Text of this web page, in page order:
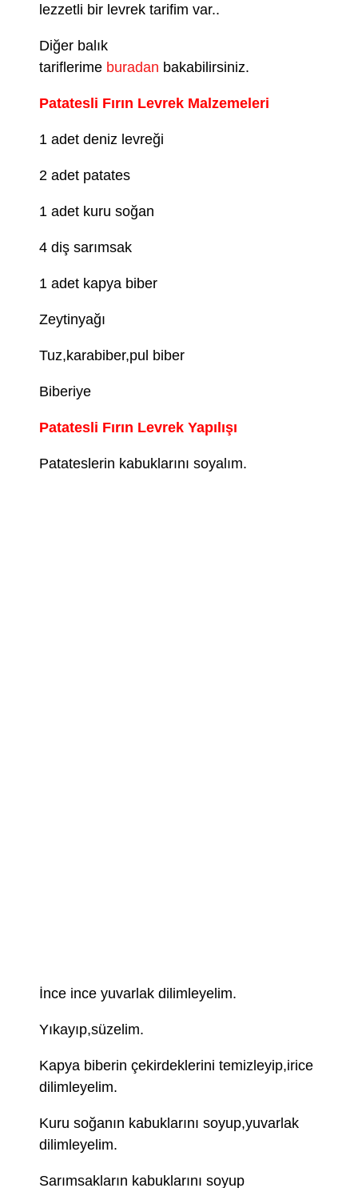
lezzetli bir levrek tarifim var..
Diğer balık
tariflerime buradan bakabilirsiniz.
Patatesli Fırın Levrek Malzemeleri
1 adet deniz levreği
2 adet patates
1 adet kuru soğan
4 diş sarımsak
1 adet kapya biber
Zeytinyağı
Tuz,karabiber,pul biber
Biberiye
Patatesli Fırın Levrek Yapılışı
Patateslerin kabuklarını soyalım.
İnce ince yuvarlak dilimleyelim.
Yıkayıp,süzelim.
Kapya biberin çekirdeklerini temizleyip,irice
dilimleyelim.
Kuru soğanın kabuklarını soyup,yuvarlak
dilimleyelim.
Sarımsakların kabuklarını soyup